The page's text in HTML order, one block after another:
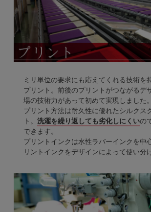
ミリ単位の要求にも応えてくれる技術を
プリント。前後のプリントがつながるデ
場の技術力があって初めて実現しました。
プリント方法は耐久性に優れたシルクス
ト。 洗濯を繰り返しても劣化しにくいの
できます。
プリントインクは水性ラバーインクを中
リントインクをデザインによって使い分